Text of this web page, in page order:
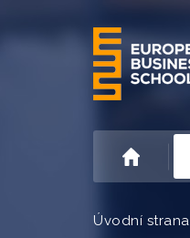
Úvodní strana